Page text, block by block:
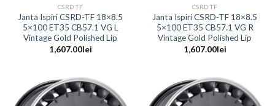
CSRD TF
Janta Ispiri CSRD-TF 18×8.5
5×100 ET35 CB57.1 VG L
Vintage Gold Polished Lip
1,607.00lei
CSRD TF
Janta Ispiri CSRD-TF 18×8.5
5×100 ET35 CB57.1 VG R
Vintage Gold Polished Lip
1,607.00lei